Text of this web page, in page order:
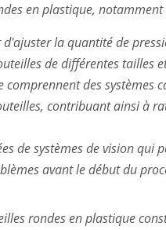
en plastique, notamment
la quantité de
de différentes tailles
des systèmes
contribuant ainsi à
de systèmes de vision qui
avant le début du
rondes en plastique